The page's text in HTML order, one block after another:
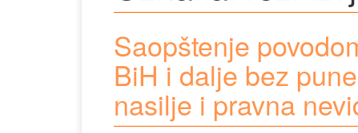
Saopštenje
BiH i dalje bez
nasilje i pravna